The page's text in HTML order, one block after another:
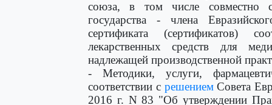
союза, в том числе совместно с
государства - члена
сертификата (сертификатов)
лекарственных средств для
надлежащей производственной
- Методики, услуги,
соответствии с решениемСовета
2016 г. N 83 "Об утверждении